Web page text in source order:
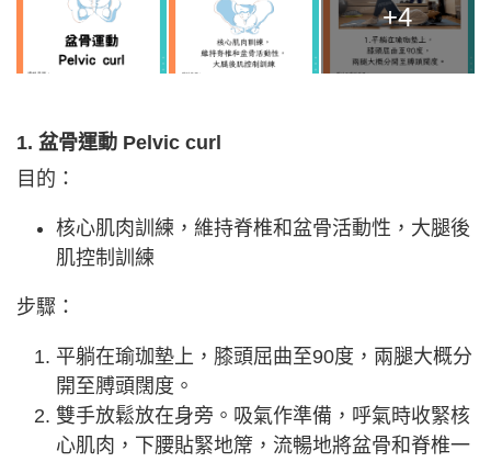
+4
1. 盆骨運動 Pelvic curl
目的：
核心肌肉訓練，維持脊椎和盆骨活動性，大腿後
肌控制訓練
步驟：
平躺在瑜珈墊上，膝頭屈曲至90度，兩腿大概分
開至膊頭闊度。
雙手放鬆放在身旁。吸氣作準備，呼氣時收緊核
心肌肉，下腰貼緊地𥱊，流暢地將盆骨和脊椎一